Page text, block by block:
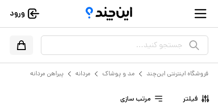
ورود
جستجو کنید...
فروشگاه اینترنتی این‌چند مد و پوشاک مردانه پیراهن مردانه
فیلتر مرتب سازی